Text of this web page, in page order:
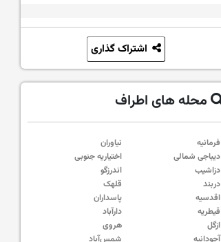
محله های اطراف
فرمانیه
نیاوران
دیباجی شمالی
اختیاریه جنوبی
دزاشیب
اندرزگو
دربند
قلهک
اقدسیه
پاسداران
قیطریه
دارآباد
ازگل
هروی
آجودانیه
شمس‌آباد